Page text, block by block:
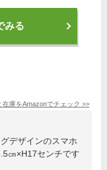
みる
在庫をAmazonでチェック >>
デザインのスマホ
㎝×H17センチです